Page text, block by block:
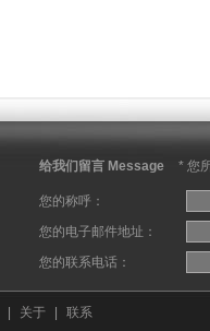
给我们留言 Message * 您
您的称呼：
您的电子邮件地址：
您的联系电话：
关于 联系